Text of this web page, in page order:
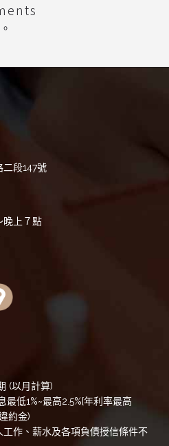
段147號
晚上７點
(以月計算)
最低1%~最高2.5%[年利率最高
違約金)
作、薪水及各項負債授信條件不